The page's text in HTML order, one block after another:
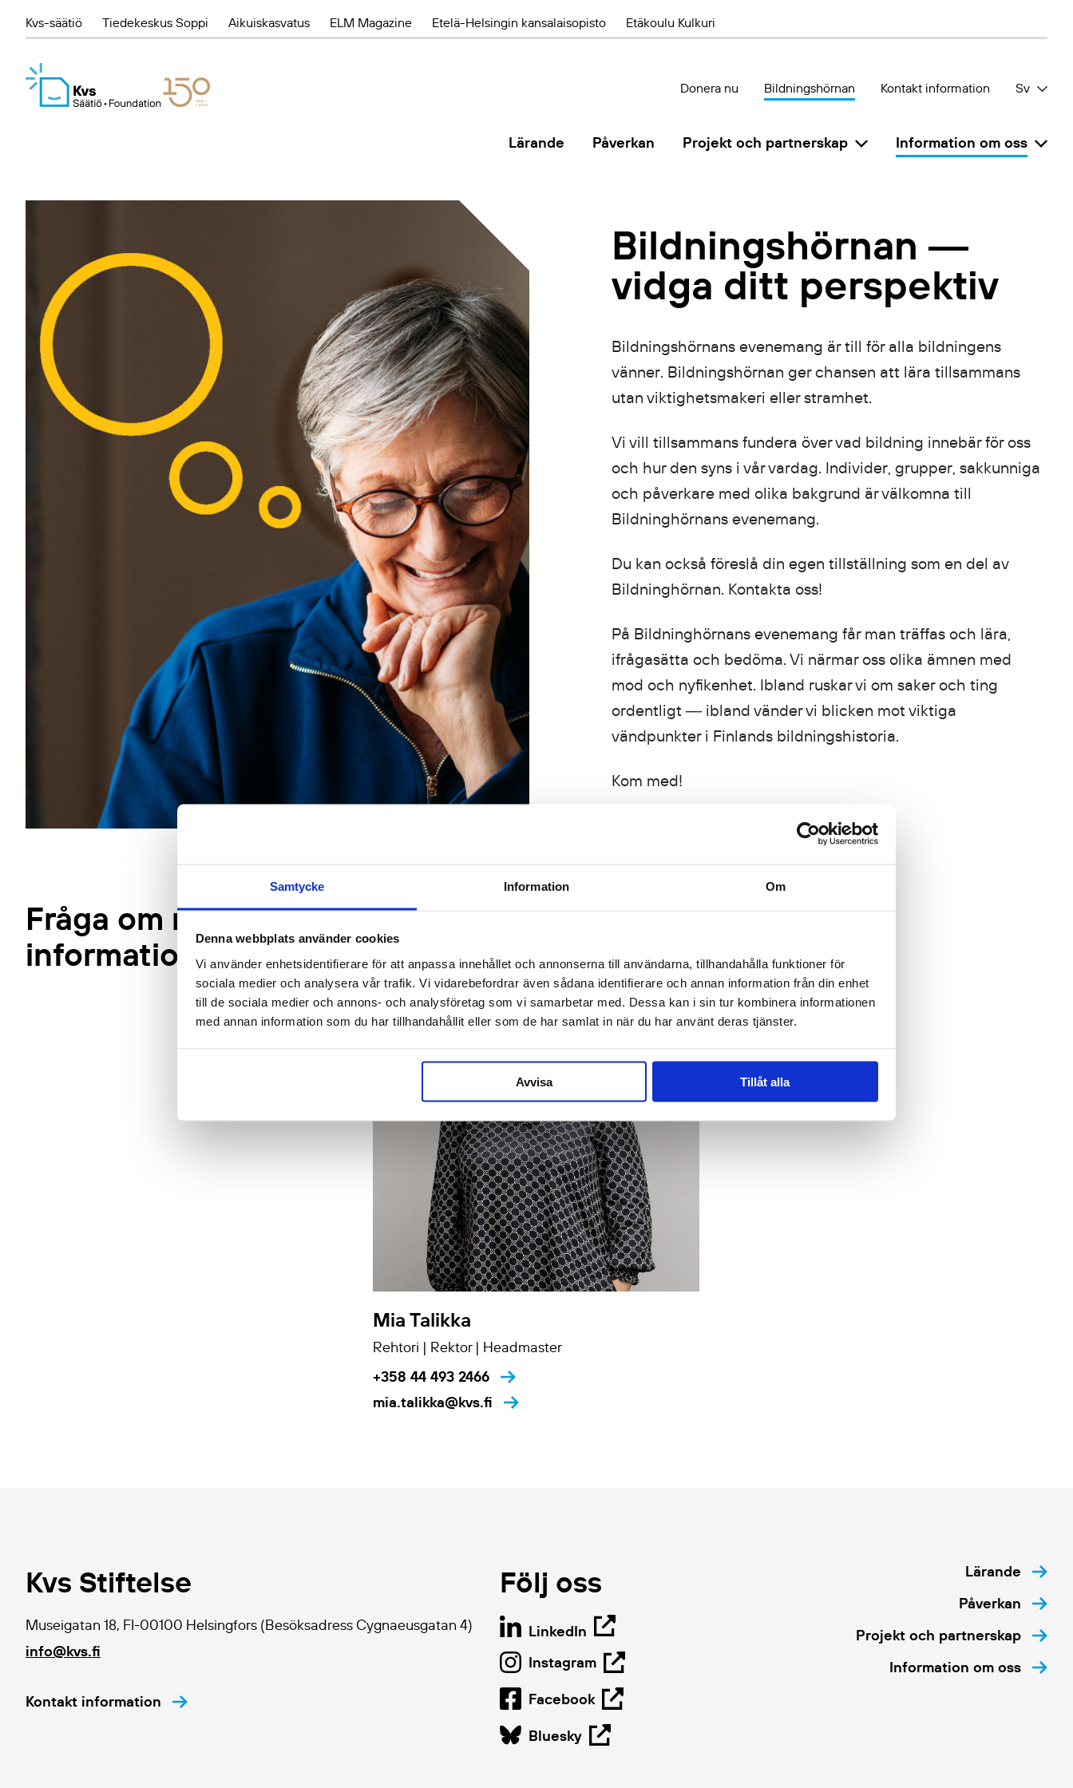
Samtycke Information Om
Denna webbplats använder cookies
Vi använder enhetsidentifierare för att anpassa innehållet och annonserna till användarna, tillhandahålla funktioner för
sociala medier och analysera vår trafik. Vi vidarebefordrar även sådana identifierare och annan information från din enhet
till de sociala medier och annons- och analysföretag som vi samarbetar med. Dessa kan i sin tur kombinera informationen
med annan information som du har tillhandahållit eller som de har samlat in när du har använt deras tjänster.
Avvisa Tillåt alla
Kvs-säätiö Tiedekeskus Soppi Aikuiskasvatus ELM Magazine Etelä-Helsingin kansalaisopisto Etäkoulu Kulkuri
Donera nu Bildningshörnan Kontakt information Sv
Lärande Påverkan Projekt och partnerskap Information om oss
Bildningshörnan ―
vidga ditt perspektiv
Bildningshörnans evenemang är till för alla bildningens
vänner. Bildningshörnan ger chansen att lära tillsammans
utan viktighetsmakeri eller stramhet.
Vi vill tillsammans fundera över vad bildning innebär för oss
och hur den syns i vår vardag. Individer, grupper, sakkunniga
och påverkare med olika bakgrund är välkomna till
Bildninghörnans evenemang.
Du kan också föreslå din egen tillställning som en del av
Bildninghörnan. Kontakta oss!
På Bildninghörnans evenemang får man träffas och lära,
ifrågasätta och bedöma. Vi närmar oss olika ämnen med
mod och nyfikenhet. Ibland ruskar vi om saker och ting
ordentligt ― ibland vänder vi blicken mot viktiga
vändpunkter i Finlands bildningshistoria.
Kom med!
Fråga om mer
information
Mia Talikka
Rehtori | Rektor | Headmaster
+358 44 493 2466
mia.talikka@kvs.fi
Kvs Stiftelse
Museigatan 18, FI-00100 Helsingfors (Besöksadress Cygnaeusgatan 4)
info@kvs.fi
Kontakt information
Följ oss
LinkedIn
Instagram
Facebook
Bluesky
Lärande
Påverkan
Projekt och partnerskap
Information om oss